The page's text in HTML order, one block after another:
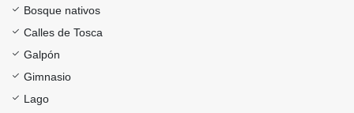
Bosque nativos
Calles de Tosca
Galpón
Gimnasio
Lago